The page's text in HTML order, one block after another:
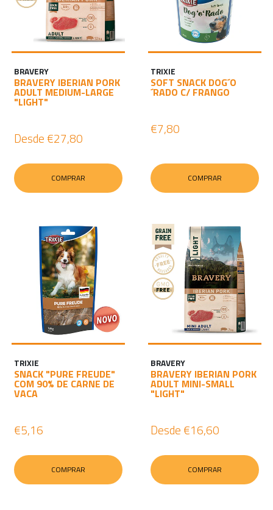
BRAVERY
BRAVERY IBERIAN PORK
ADULT MEDIUM-LARGE
"LIGHT"
Desde €27,80
COMPRAR
TRIXIE
SOFT SNACK DOG´O
´RADO C/ FRANGO
€7,80
COMPRAR
TRIXIE
SNACK "PURE FREUDE"
COM 90% DE CARNE DE
VACA
€5,16
COMPRAR
BRAVERY
BRAVERY IBERIAN PORK
ADULT MINI-SMALL
"LIGHT"
Desde €16,60
COMPRAR